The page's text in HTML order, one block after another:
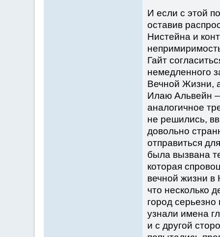
И если с этой
оставив
Нистейна и
Гайт
немедленного
Вечной Жизни,
Илаю Альвейн –
аналогичное
не решились,
довольно
отправиться
была вызвана
которая
вечной жизни в
что несколько
город
узнали имена
и с другой